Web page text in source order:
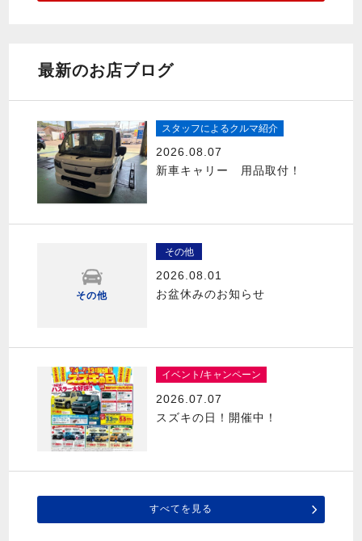
最新のお店ブログ
スタッフによるクルマ紹介
2026.08.07
新車キャリー 用品取付！
その他
その他
2026.08.01
お盆休みのお知らせ
イベント/キャンペーン
2026.07.07
スズキの日！開催中！
すべてを見る